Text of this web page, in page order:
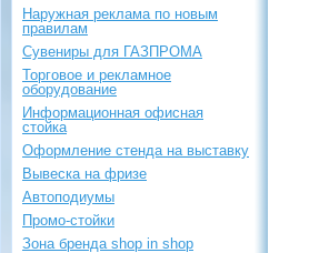
Наружная реклама по новым
правилам
Сувениры для ГАЗПРОМА
Торговое и рекламное
оборудование
Информационная офисная
стойка
Оформление стенда на выставку
Вывеска на фризе
Автоподиумы
Промо-стойки
Зона бренда shop in shop